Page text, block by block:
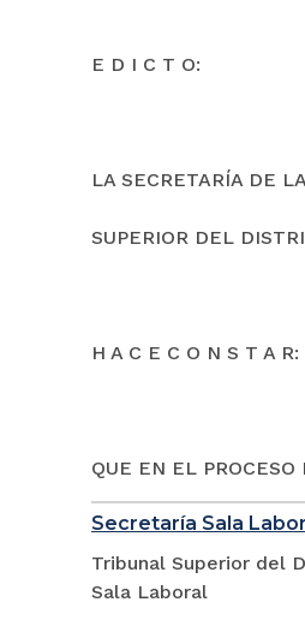
E D I C T O:
LA SECRETARÍA DE
SUPERIOR DEL
H A C E C O N S T A R:
QUE EN EL PROCESO
Secretaría Sala
Tribunal Superior del
Sala Laboral